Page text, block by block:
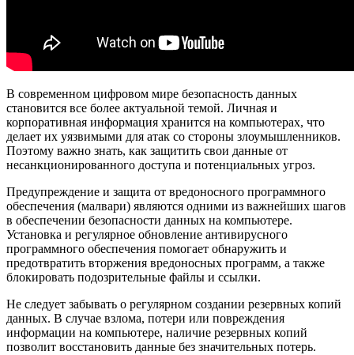
В современном цифровом мире безопасность данных
становится все более актуальной темой. Личная и
корпоративная информация хранится на компьютерах, что
делает их уязвимыми для атак со стороны злоумышленников.
Поэтому важно знать, как защитить свои данные от
несанкционированного доступа и потенциальных угроз.
Предупреждение и защита от вредоносного программного
обеспечения (малвари) являются одними из важнейших шагов
в обеспечении безопасности данных на компьютере.
Установка и регулярное обновление антивирусного
программного обеспечения помогает обнаружить и
предотвратить вторжения вредоносных программ, а также
блокировать подозрительные файлы и ссылки.
Не следует забывать о регулярном создании резервных копий
данных. В случае взлома, потери или повреждения
информации на компьютере, наличие резервных копий
позволит восстановить данные без значительных потерь.